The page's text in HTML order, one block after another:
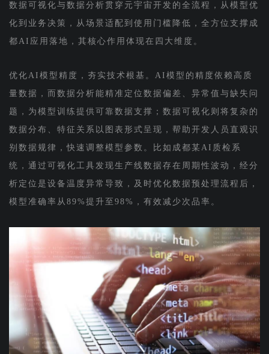
数据可视化与数据分析贯穿元宇宙开发的全流程，从模型优
化到业务决策，从场景适配到使用门槛降低，全方位支撑成
都AI应用落地，其核心作用体现在四大维度。
优化AI模型精度，夯实技术根基。AI模型的精度依赖高质
量数据，而数据分析能精准定位数据偏差、异常值与缺失问
题，为模型训练提供可靠数据支撑；数据可视化则将复杂的
数据分布、特征关系以图表形式呈现，帮助开发人员直观识
别数据规律，快速调整模型参数。比如成都某AI质检系
统，通过可视化工具发现生产线数据存在周期性波动，经分
析定位是设备温度异常导致，及时优化数据预处理流程后，
模型准确率从89%提升至98%，有效减少次品率。